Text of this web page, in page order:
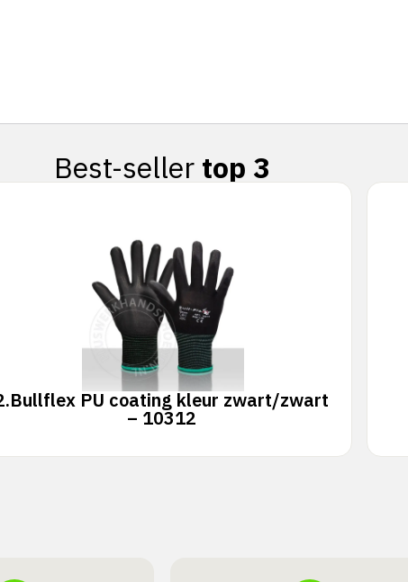
Best-seller top 3
Bullflex PU coating kleur zwart/zwart
– 10312